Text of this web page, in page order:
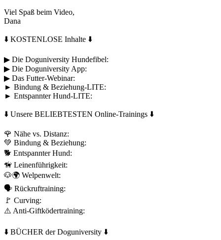
Viel Spaß beim Video,
Dana
⬇️ KOSTENLOSE Inhalte ⬇️
▶︎ Die Doguniversity Hundefibel:
▶︎ Die Doguniversity App:
▶︎ Das Futter-Webinar:
► Bindung & Beziehung-LITE:
► Entspannter Hund-LITE:
⬇️ Unsere BELIEBTESTEN Online-Trainings ⬇️
🌹 Nähe vs. Distanz:
💚 Bindung & Beziehung:
🐕 Entspannter Hund:
🦮 Leinenführigkeit:
🐶🌍 Welpenwelt:
🗣 Rückruftraining:
🚩 Curving:
⚠️ Anti-Giftködertraining:
⬇️ BÜCHER der Doguniversity ⬇️